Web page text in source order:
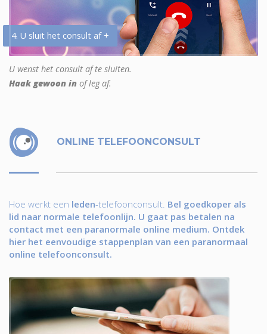
4. U sluit het consult af +
U wenst het consult af te sluiten.
Haak gewoon in of leg af.
ONLINE TELEFOONCONSULT
Hoe werkt een leden-telefoonconsult. Bel goedkoper als
lid naar normale telefoonlijn. U gaat pas betalen na
contact met een paranormale online medium. Ontdek
hier het eenvoudige stappenplan van een paranormaal
online telefoonconsult.